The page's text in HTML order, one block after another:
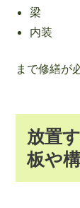
梁
内装
まで修繕が
放置
板や